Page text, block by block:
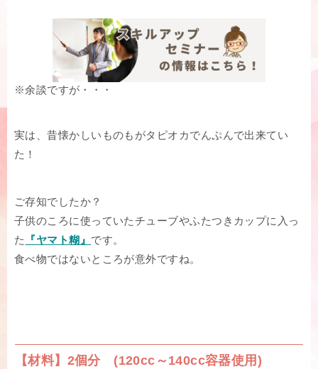
※余談ですが・・・
実は、昔懐かしいものもがタピオカでんぷんで出来てい
た！
ご存知でしたか？
子供のころに使っていたチューブやふたつきカップに入っ
た
『ヤマト糊』 です。
食べ物ではないところが意外ですね。
【材料】2個分 (120cc～140cc容器使用)